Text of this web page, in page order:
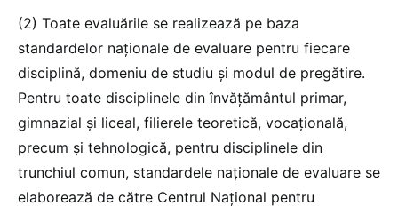
(2) Toate evaluările se realizează pe baza
standardelor naționale de evaluare pentru fiecare
disciplină, domeniu de studiu și modul de pregătire.
Pentru toate disciplinele din învățământul primar,
gimnazial și liceal, filierele teoretică, vocațională,
precum și tehnologică, pentru disciplinele din
trunchiul comun, standardele naționale de evaluare se
elaborează de către Centrul Național pentru